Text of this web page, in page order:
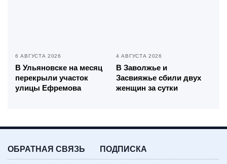
6 АВГУСТА 2026
В Ульяновске на месяц
перекрыли участок
улицы Ефремова
4 АВГУСТА 2026
В Заволжье и
Засвияжье сбили двух
женщин за сутки
ОБРАТНАЯ СВЯЗЬ ПОДПИСКА